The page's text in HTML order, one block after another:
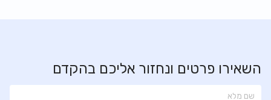
השאירו פרטים ונחזור אליכם בהקדם